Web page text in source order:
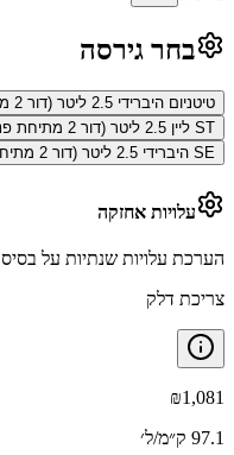
בחר גירסה
טיטניום היברידי 2.5 ליטר (דור 2 מתיחת פנים)
ST ליין 2.5 ליטר (דור 2 מתיחת פנים)
SE היברידי 2.5 ליטר (דור 2 מתיחת פנים)
עלויות אחזקה
הערכת עלויות שנתיות על בסיס 15,000 ק״מ בשנה
צריכת דלק
₪1,081
97.1 ק״מ/ל׳